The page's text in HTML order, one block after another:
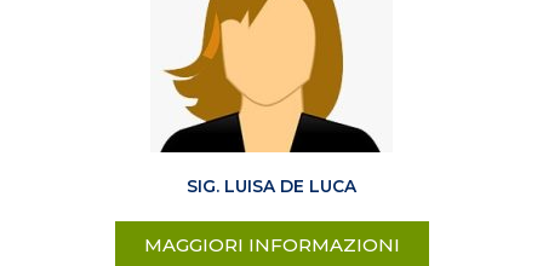
SIG. LUISA DE LUCA
MAGGIORI INFORMAZIONI